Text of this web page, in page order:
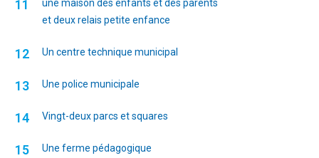
11
une maison des enfants et des parents
et deux relais petite enfance
12 Un centre technique municipal
13 Une police municipale
14 Vingt-deux parcs et squares
15 Une ferme pédagogique